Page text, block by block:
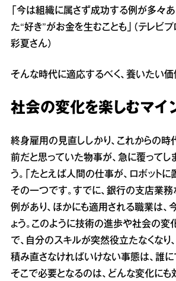
「今は組織に属さず成功する例が多々あ
た“好き”がお金を生むことも」（テレビ
彩夏さん）
そんな時代に適応するべく、養いたい価
社会の変化を楽しむマイ
終身雇用の見直ししかり、これからの時
前だと思っていた物事が、急に覆ってし
う。「たとえば人間の仕事が、ロボット
その一つです。すでに、銀行の支店業
例があり、ほかにも適用される職業は、
ょう。このように技術の進歩や社会の変
で、自分のスキルが突然役立たなくなり
積み直さなければいけない事態は、誰に
そこで必要となるのは、どんな変化にも